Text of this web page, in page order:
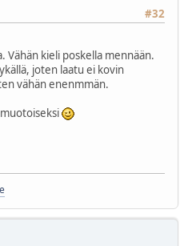
#32
Vähän kieli poskella mennään.
joten laatu ei kovin
vähän enenmmän.